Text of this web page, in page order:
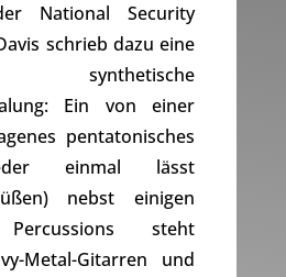
National Security
schrieb dazu eine
Ein von einer
pentatonisches
einmal lässt
nebst einigen
steht
Metal-Gitarren und